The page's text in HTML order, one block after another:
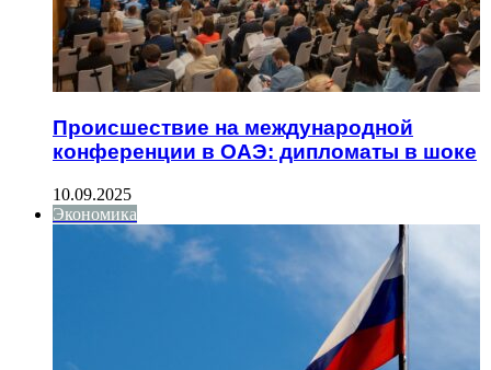
Происшествие на международной
конференции в ОАЭ: дипломаты в шоке
10.09.2025
Экономика